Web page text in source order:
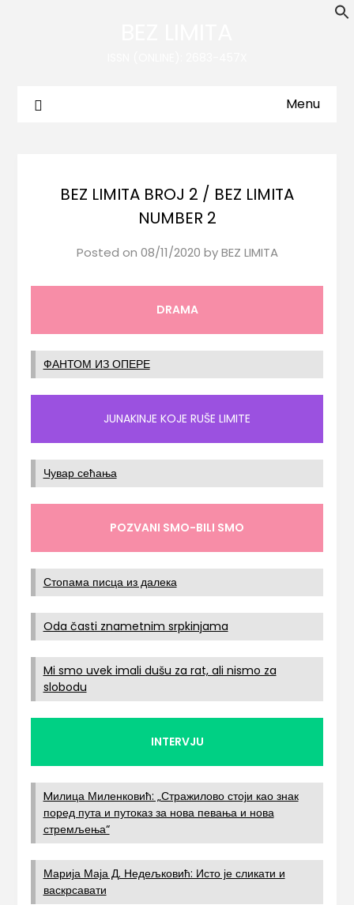
Menu
BEZ LIMITA BROJ 2 / BEZ LIMITA
NUMBER 2
Posted on 08/11/2020 byBEZ LIMITA
DRAMA
ФАНТОМ ИЗ ОПЕРЕ
JUNAKINJE KOJE RUŠE LIMITE
Чувар сећања
POZVANI SMO-BILI SMO
Стопама писца из далека
Oda časti znametnim srpkinjama
Mi smo uvek imali dušu za rat, ali nismo za
slobodu
INTERVJU
Mилица Миленковић: „Стражилово стоји као знак
поред пута и путоказ за нова певања и нова
стремљења“
Марија Маја Д. Недељковић: Исто је сликати и
васкрсавати